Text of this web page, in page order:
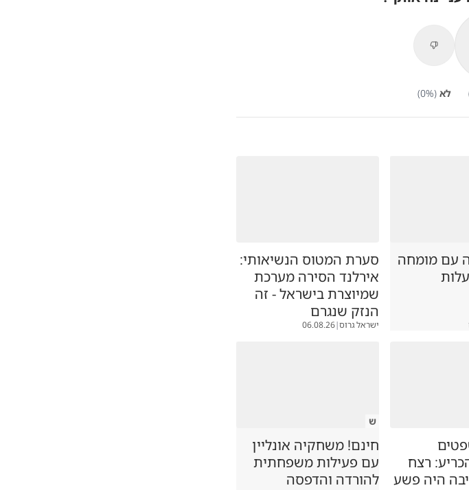
לא (
0%)
עם מומחה
סערת המטוס הנשיאותי:
אירלנד הסירה מערכת
שמיוצרת בישראל - זה
הנזק שנגרם
ישראל גרוס|
06.08.26
רצח
היה פשע
ש
חינם! משחקיה אונליין
עם פעילות משפחתית
להורדה והדפסה